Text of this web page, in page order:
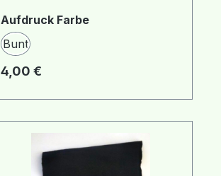
Aufdruck Farbeauswählen
Bunt
Regulärer Preis:
4,00 €